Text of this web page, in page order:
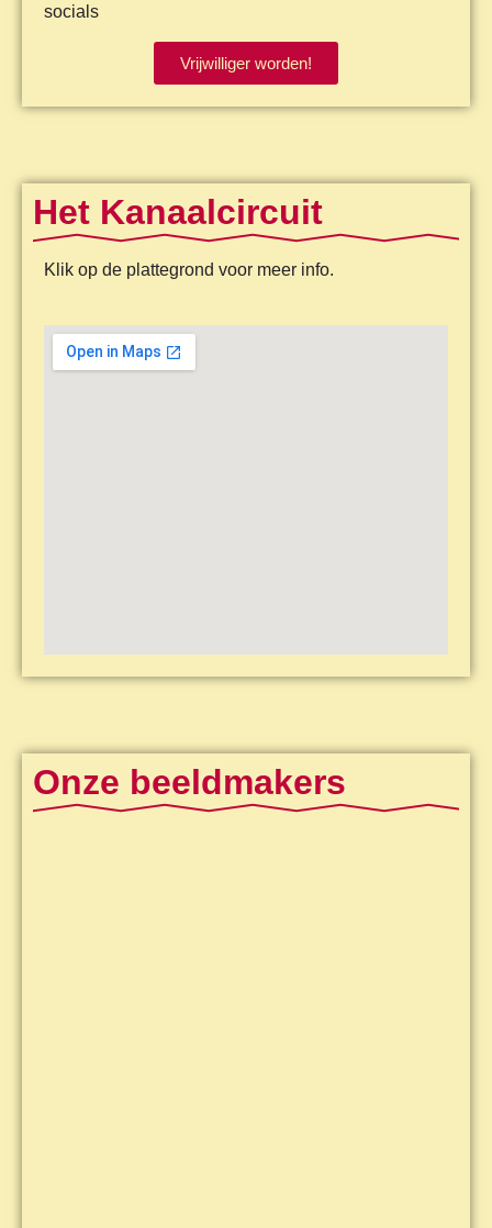
socials
Vrijwilliger worden!
Het Kanaalcircuit
Klik op de plattegrond voor meer info.
Onze beeldmakers